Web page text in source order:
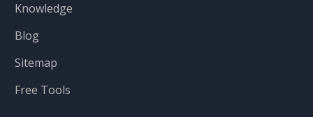
Knowledge
Blog
Sitemap
Free Tools